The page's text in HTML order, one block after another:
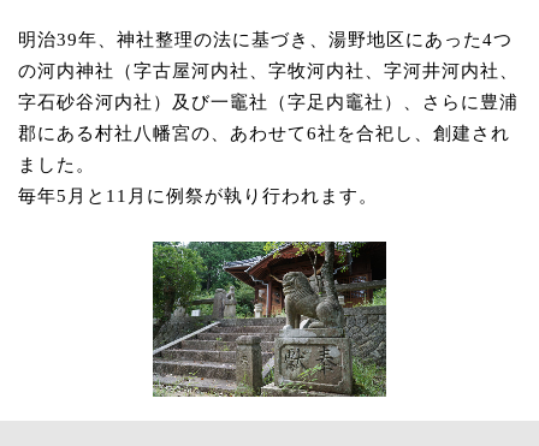
明治39年、神社整理の法に基づき、湯野地区にあった4つ
の河内神社（字古屋河内社、字牧河内社、字河井河内社、
字石砂谷河内社）及び一竈社（字足内竈社）、さらに豊浦
郡にある村社八幡宮の、あわせて6社を合祀し、創建され
ました。
毎年5月と11月に例祭が執り行われます。